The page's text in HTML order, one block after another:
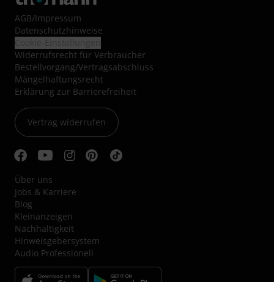
AGB/Impressum
Datenschutzhinweise
Widerrufsrecht für Verbraucher
Bestellvorgang/Vertragsabschluss
Mängelhaftungsrecht
Erklärung zur Barrierefreiheit
Vertrag widerrufen
Über uns
Jobs & Karriere
Blog
Kleinanzeigen
Nachhaltigkeit
Hinweisgebersystem
Audio Professionell